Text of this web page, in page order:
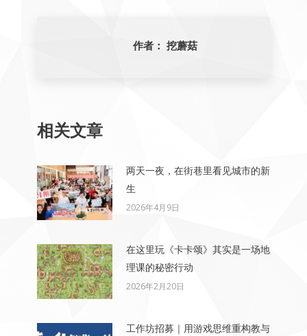
作者： 挖蘑菇
相关文章
两天一夜，在街巷里看见城市的新
生
2026年4月9日
在这里玩《卡卡颂》其实是一场地
理课的秘密行动
2026年2月20日
工作坊招募｜用游戏思维重构教与